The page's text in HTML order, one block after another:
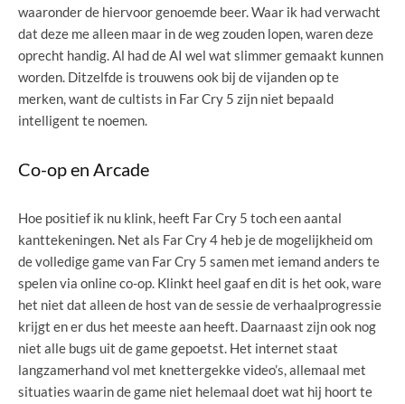
waaronder de hiervoor genoemde beer. Waar ik had verwacht
dat deze me alleen maar in de weg zouden lopen, waren deze
oprecht handig. Al had de AI wel wat slimmer gemaakt kunnen
worden. Ditzelfde is trouwens ook bij de vijanden op te
merken, want de cultists in Far Cry 5 zijn niet bepaald
intelligent te noemen.
Co-op en Arcade
Hoe positief ik nu klink, heeft Far Cry 5 toch een aantal
kanttekeningen. Net als Far Cry 4 heb je de mogelijkheid om
de volledige game van Far Cry 5 samen met iemand anders te
spelen via online co-op. Klinkt heel gaaf en dit is het ook, ware
het niet dat alleen de host van de sessie de verhaalprogressie
krijgt en er dus het meeste aan heeft. Daarnaast zijn ook nog
niet alle bugs uit de game gepoetst. Het internet staat
langzamerhand vol met knettergekke video’s, allemaal met
situaties waarin de game niet helemaal doet wat hij hoort te